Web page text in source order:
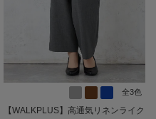
全3色
【WALKPLUS】高通気リネンライク